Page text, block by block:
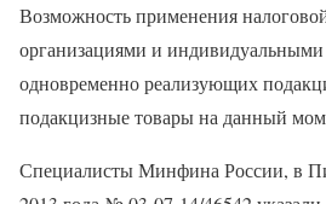
Возможность применения
организациями и
одновременно реализующих
подакцизные товары на данный
Специалисты Минфина России, в